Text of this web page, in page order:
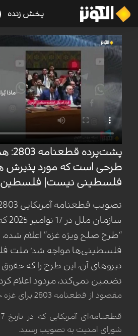
پخش زنده
طرحی است که مورد پذیرش
فلسطینی نیست| فلسطین
“طرح صلح ویژه غزه” اعلام
فلسطینی‌ها مواجه شد؛ ملت
نیروهای آن، این طرح را که حقوق
تضمین نمی‌کند، مردود اعلام
مقصود از قطعنامه 2803 برای غزه چیست؟
شورای امنیت به تصویب رسید.